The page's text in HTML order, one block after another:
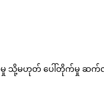
မှု သို့မဟုတ် ပေါ်တိုက်မှု ဆက်